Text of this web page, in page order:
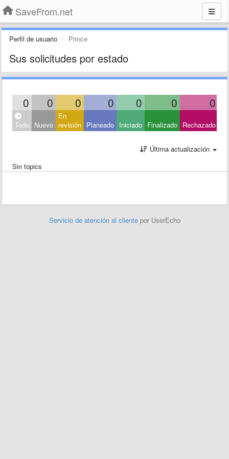
SaveFrom.net
Perfil de usuario Prince
Sus solicitudes por estado
0 0 0 0 0 0 0
Todo Nuevo
En
revisión Planeado Iniciado Finalizado Rechazado
Última actualización
Sin topics
Servicio de atención al cliente por UserEcho